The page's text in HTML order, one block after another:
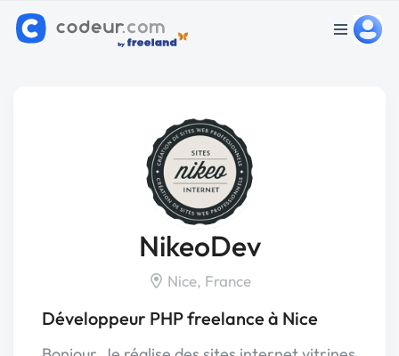
NikeoDev
Nice, France
Développeur PHP freelance à Nice